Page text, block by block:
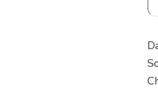
Das Spiel bietet wie sein Vorgänger im Geiste 12 verschiedene Sportarten.